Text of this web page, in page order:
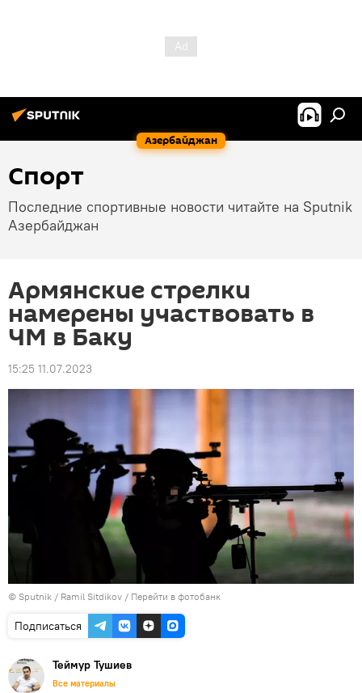
Азербайджан
Спорт
Последние спортивные новости читайте на Sputnik
Азербайджан
Армянские стрелки
намерены участвовать в
ЧМ в Баку
15:25 11.07.2023
© Sputnik / Ramil Sitdikov / Перейти в фотобанк
Подписаться
Теймур Тушиев
Все материалы